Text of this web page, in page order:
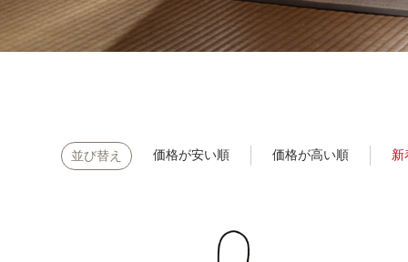
並び替え 価格が安い順 価格が高い順 新